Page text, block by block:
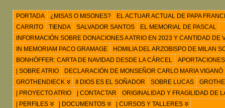
PORTADA ¿MISAS O MISONES?
EL ACTUAR ACTUAL DE PAPA
CARRITO
TIENDA SALVADOR SANTOS
EL MEMORIAL DE PASCAL
INFORMACIÓN SOBRE DONACIONES A ATRIO EN 2023 Y CANTIDAD
IN MEMORIAM PACO GRAMAGE
HOMILIA DEL ARZOBISPO DE MILAN
BONHÖFFER: CARTA DE NAVIDAD DESDE LA CÁRCEL
| SOBRE ATRIO
DECLARACIÓN DE MONSEÑOR CARLO MARIA VIGANÒ
GROTHENDIECK
II DIOS ES EL SOÑADOR SOBRE LUCAS
| PROYECTO ATRIO
| CONTACTAR
ORIGINALIDAD Y FRAGILIDAD DE
| PERFILES
| DOCUMENTOS | CURSOS Y TALLERES